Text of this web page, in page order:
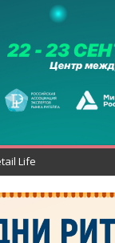
Life